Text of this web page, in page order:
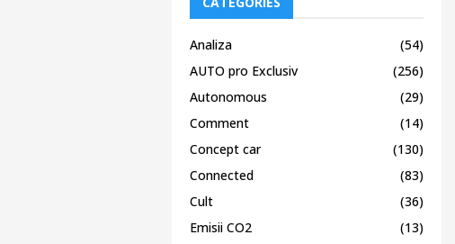
Analiza
(54)
AUTO pro Exclusiv
(256)
Autonomous
(29)
Comment
(14)
Concept car
(130)
Connected
(83)
Cult
(36)
Emisii CO2
(13)